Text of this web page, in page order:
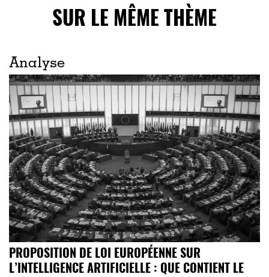
SUR LE MÊME THÈME
Analyse
PROPOSITION DE LOI EUROPÉENNE SUR
L’INTELLIGENCE ARTIFICIELLE : QUE CONTIENT LE